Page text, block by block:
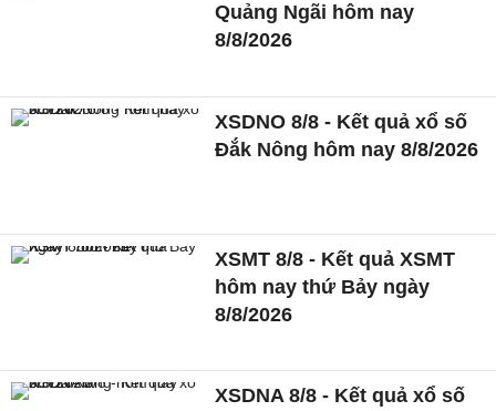
Quảng Ngãi hôm nay
8/8/2026
XSDNO 8/8 - Kết quả xổ số
Đắk Nông hôm nay 8/8/2026
XSMT 8/8 - Kết quả XSMT
hôm nay thứ Bảy ngày
8/8/2026
XSDNA 8/8 - Kết quả xổ số